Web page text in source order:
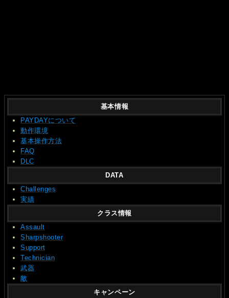
基本情報
PAYDAYについて
動作環境
基本操作方法
FAQ
DLC
DATA
Challenges
実績
クラス情報
Assault
Sharpshooter
Support
Technician
武器
敵
キャンペーン